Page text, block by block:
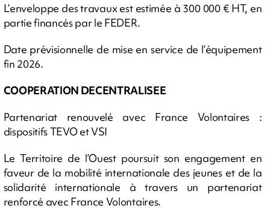
L’enveloppe des travaux est estimée à 300 000 € HT, en
partie financés par le FEDER.
Date prévisionnelle de mise en service de l’équipement
fin 2026.
COOPERATION DECENTRALISEE
Partenariat renouvelé avec France Volontaires :
dispositifs TEVO et VSI
Le Territoire de l’Ouest poursuit son engagement en
faveur de la mobilité internationale des jeunes et de la
solidarité internationale à travers un partenariat
renforcé avec France Volontaires.